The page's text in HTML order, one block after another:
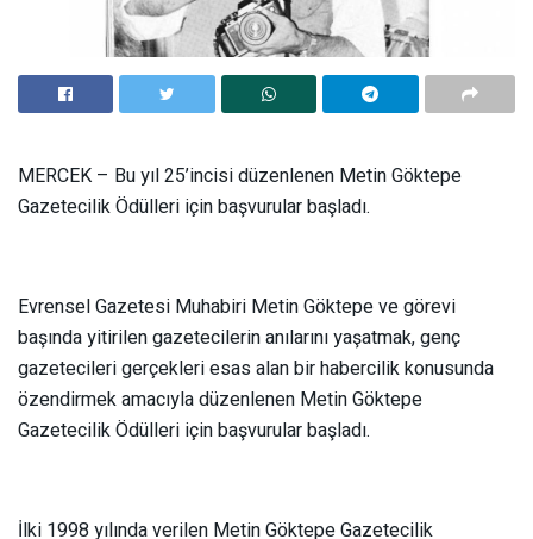
MERCEK – Bu yıl 25’incisi düzenlenen Metin Göktepe
Gazetecilik Ödülleri için başvurular başladı.
Evrensel Gazetesi Muhabiri Metin Göktepe ve görevi
başında yitirilen gazetecilerin anılarını yaşatmak, genç
gazetecileri gerçekleri esas alan bir habercilik konusunda
özendirmek amacıyla düzenlenen Metin Göktepe
Gazetecilik Ödülleri için başvurular başladı.
İlki 1998 yılında verilen Metin Göktepe Gazetecilik